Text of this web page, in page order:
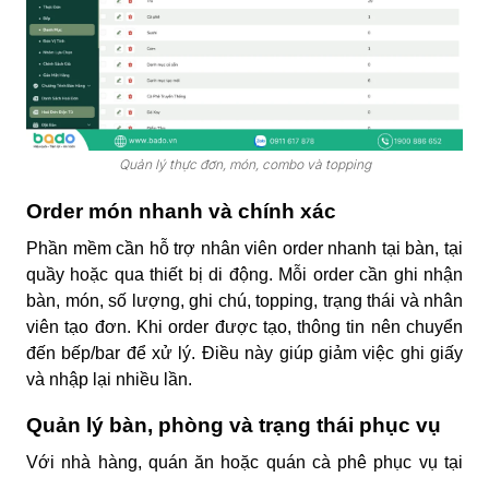
Quản lý thực đơn, món, combo và topping
Order món nhanh và chính xác
Phần mềm cần hỗ trợ nhân viên order nhanh tại bàn, tại
quầy hoặc qua thiết bị di động. Mỗi order cần ghi nhận
bàn, món, số lượng, ghi chú, topping, trạng thái và nhân
viên tạo đơn. Khi order được tạo, thông tin nên chuyển
đến bếp/bar để xử lý. Điều này giúp giảm việc ghi giấy
và nhập lại nhiều lần.
Quản lý bàn, phòng và trạng thái phục vụ
Với nhà hàng, quán ăn hoặc quán cà phê phục vụ tại